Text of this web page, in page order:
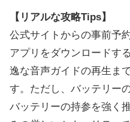
【リアルな攻略Tips】
公式サイトからの事前予
アプリをダウンロードす
逸な音声ガイドの再生ま
す。ただし、バッテリー
バッテリーの持参を強く